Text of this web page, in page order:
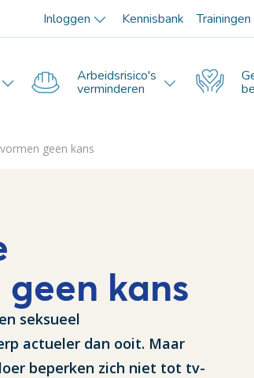
Inloggen Kennisbank Trainingen
Arbeidsrisico's
verminderen
geen kans
kans
seksueel
actueler dan ooit. Maar
beperken zich niet tot tv-